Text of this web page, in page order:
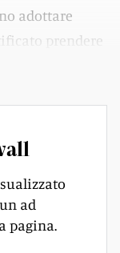
adottare
prendere
ad
pagina.